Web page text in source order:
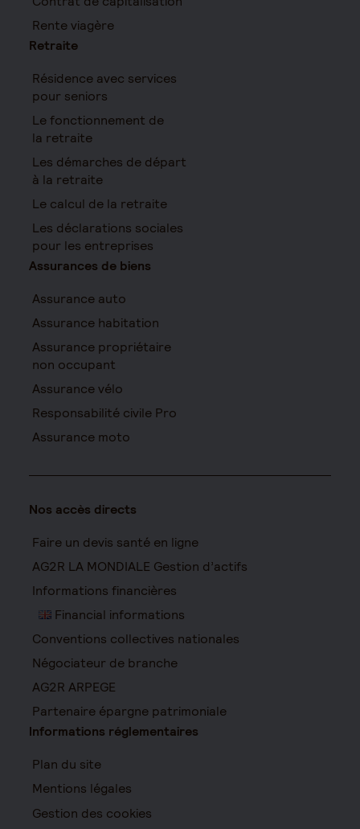
Rente viagère
Retraite
Résidence avec services
pour seniors
Le fonctionnement de
la retraite
Les démarches de départ
à la retraite
Le calcul de la retraite
Les déclarations sociales
pour les entreprises
Assurances de biens
Assurance auto
Assurance habitation
Assurance propriétaire
non occupant
Assurance vélo
Responsabilité civile Pro
Assurance moto
Nos accès directs
Faire un devis santé en ligne
AG2R LA MONDIALE Gestion d’actifs
Informations financières
Financial informations
Conventions collectives nationales
Négociateur de branche
AG2R ARPEGE
Partenaire épargne patrimoniale
Informations réglementaires
Plan du site
Mentions légales
Gestion des cookies